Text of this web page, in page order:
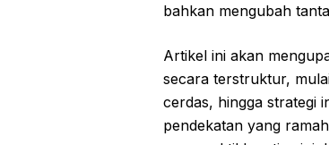
bahkan mengubah
Artikel ini akan
secara terstruktur,
cerdas, hingga strategi
pendekatan yang